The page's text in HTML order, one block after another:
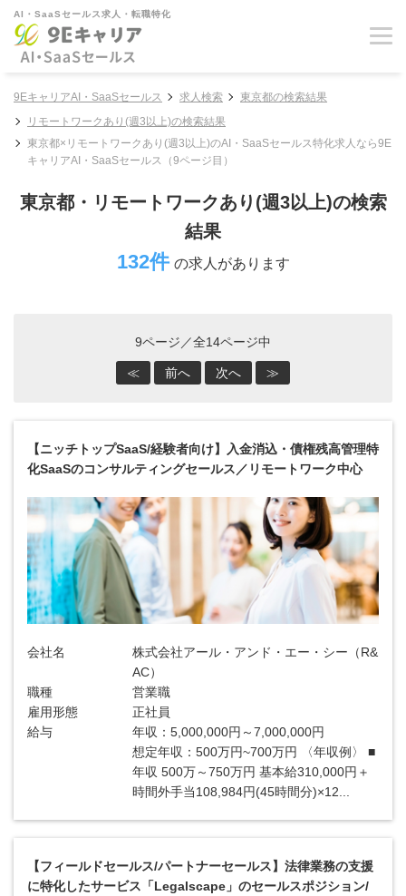
AI・SaaSセールス求人・転職特化
9EキャリアAI・SaaSセールス 求人検索
東京都の検索結果
リモートワークあり(週3以上)の検索結果
東京都×リモートワークあり(週3以上)のAI・SaaSセールス特化求人なら9E
キャリアAI・SaaSセールス（9ページ目）
東京都・リモートワークあり(週3以上)の検索
結果
132件 の求人があります
9ページ／全14ページ中
≪ 前へ 次へ ≫
【ニッチトップSaaS/経験者向け】入金消込・債権残高管理特
化SaaSのコンサルティングセールス／リモートワーク中心
会社名
株式会社アール・アンド・エー・シー（R&
AC）
職種
営業職
雇用形態
正社員
給与
年収：5,000,000円～7,000,000円
想定年収：500万円~700万円 〈年収例〉 ■
年収 500万～750万円 基本給310,000円＋
時間外手当108,984円(45時間分)×12...
【フィールドセールス/パートナーセールス】法律業務の支援
に特化したサービス「Legalscape」のセールスポジション/